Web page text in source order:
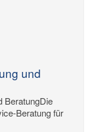
und
BeratungDie
Beratung für